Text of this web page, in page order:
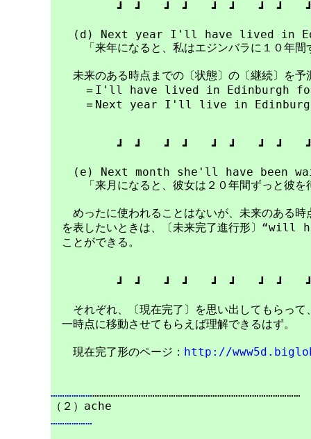
┛　┛　　┛　┛　　┛　┛　　┛　┛　　┛
(d) Next year I'll have lived in
「来年になると、私はエジンバラに１０年間
未来のある時点までの〔状態〕の〔継続〕を予
＝I'll have lived in Edinburgh for
＝Next year I'll live in Edinburgh
┛　┛　　┛　┛　　┛　┛　　┛　┛　　┛
(e) Next month she'll have been
「来月になると、彼女は２０年間ずっと彼を
めったに使われることはないが、未来のある時
を表したいときは、〔未来完了進行形〕“will
ことができる。
┛　┛　　┛　┛　　┛　┛　　┛　┛　　┛
それぞれ、〔現在完了〕を思い出してもらって
一時点に移動させてもらえば理解できるはず。
現在完了形のページ： http://
………………………………………………………………………………………………
………………